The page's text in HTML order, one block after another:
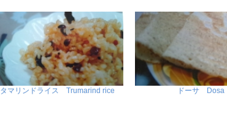
タマリンドライス Trumarind rice ドーサ Dosa